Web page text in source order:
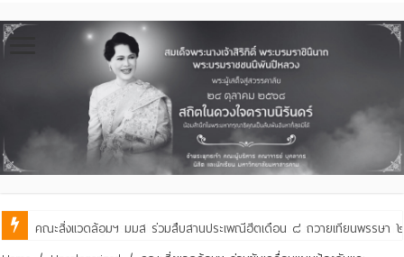
คณะสิ่งแวดล้อมฯ มมส ร่วมสืบสานประเพณีฮีตเดือน ๘ ถวายเทียนพรรษา ๒